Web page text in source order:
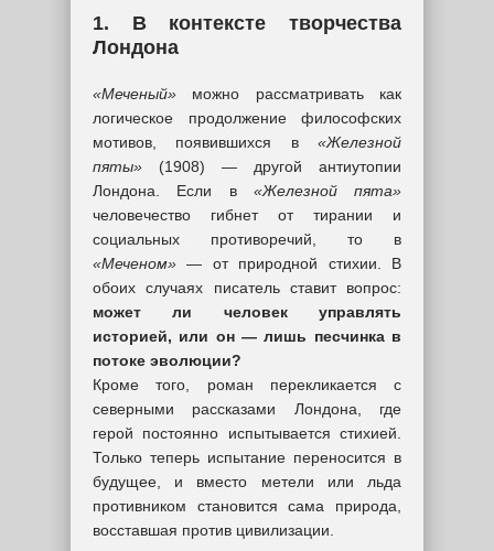
1. В контексте творчества
Лондона
«Меченый» можно рассматривать как
логическое продолжение философских
мотивов, появившихся в «Железной
пяты» (1908) — другой антиутопии
Лондона. Если в «Железной пята»
человечество гибнет от тирании и
социальных противоречий, то в
«Меченом» — от природной стихии. В
обоих случаях писатель ставит вопрос:
может ли человек управлять
историей, или он — лишь песчинка в
потоке эволюции?
Кроме того, роман перекликается с
северными рассказами Лондона, где
герой постоянно испытывается стихией.
Только теперь испытание переносится в
будущее, и вместо метели или льда
противником становится сама природа,
восставшая против цивилизации.